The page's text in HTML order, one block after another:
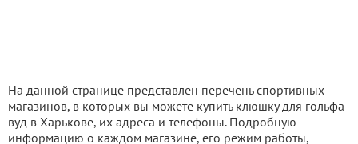
На данной странице представлен перечень спортивных
магазинов, в которых вы можете купить клюшку для гольфа
вуд в Харькове, их адреса и телефоны. Подробную
информацию о каждом магазине, его режим работы,